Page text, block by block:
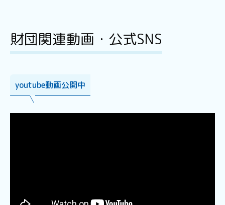
財団関連動画・公式SNS
youtube動画公開中